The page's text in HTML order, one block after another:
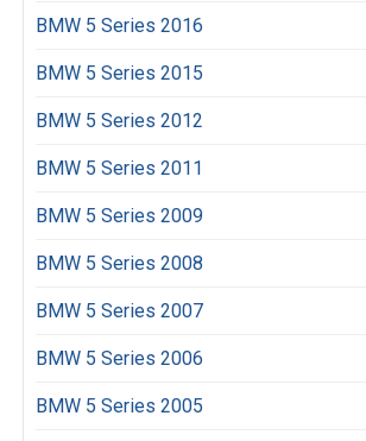
BMW 5 Series 2016
BMW 5 Series 2015
BMW 5 Series 2012
BMW 5 Series 2011
BMW 5 Series 2009
BMW 5 Series 2008
BMW 5 Series 2007
BMW 5 Series 2006
BMW 5 Series 2005